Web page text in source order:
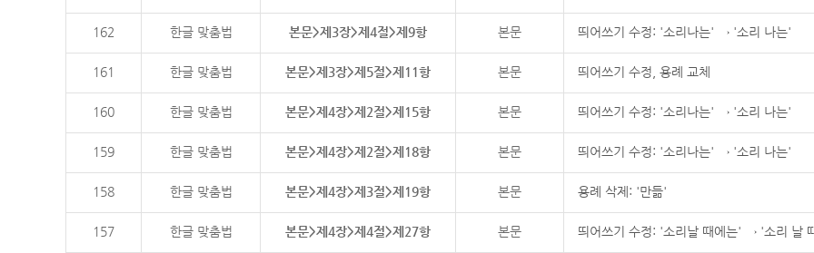
162 한글 맞춤법 본문>제3장>제4절>제9항 본문 띄어쓰기 수정: '소리나는' → '소리 나는'
161 한글 맞춤법 본문>제3장>제5절>제11항 본문 띄어쓰기 수정, 용례 교체
160 한글 맞춤법 본문>제4장>제2절>제15항 본문 띄어쓰기 수정: '소리나는' → '소리 나는'
159 한글 맞춤법 본문>제4장>제2절>제18항 본문 띄어쓰기 수정: '소리나는' → '소리 나는'
158 한글 맞춤법 본문>제4장>제3절>제19항 본문 용례 삭제: '만듦'
157 한글 맞춤법 본문>제4장>제4절>제27항 본문 띄어쓰기 수정: '소리날 때에는' → '소리 날